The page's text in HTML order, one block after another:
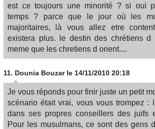
est ce toujours une minorité ? si oui
temps ? parce que le jour où les
majoritaires, là vous allez etre
existera plus. le destin des chrétiens d
meme que les chretiens d orient....
11. Dounia Bouzar le 14/11/2010 20:18
Je vous réponds pour finir juste un petit
scénario était vrai, vous vous trompez :
dans ses propres conseillers des juifs
Pour les musulmans, ce sont des gens